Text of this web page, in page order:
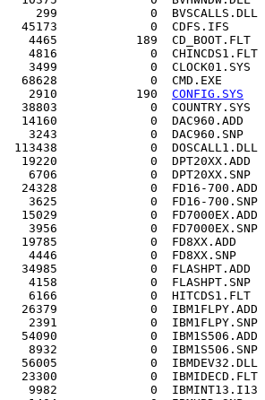
299             0  BVSCALLS.DLL
45173             0  CDFS.IFS
4465           189  CD_BOOT.FLT
4816             0  CHINCDS1.FLT
3499             0  CLOCK01.SYS
68628             0  CMD.EXE
2910           190 CONFIG.SYS
38803             0  COUNTRY.SYS
14160             0  DAC960.ADD
3243             0  DAC960.SNP
113438             0  DOSCALL1.DLL
19220             0  DPT20XX.ADD
6706             0  DPT20XX.SNP
24328             0  FD16-700.ADD
3625             0  FD16-700.SNP
15029             0  FD7000EX.ADD
3956             0  FD7000EX.SNP
19785             0  FD8XX.ADD
4446             0  FD8XX.SNP
34985             0  FLASHPT.ADD
4158             0  FLASHPT.SNP
6166             0  HITCDS1.FLT
26379             0  IBM1FLPY.ADD
2391             0  IBM1FLPY.SNP
54090             0  IBM1S506.ADD
8932             0  IBM1S506.SNP
56005             0  IBMDEV32.DLL
23300             0  IBMIDECD.FLT
9982             0  IBMINT13.I13